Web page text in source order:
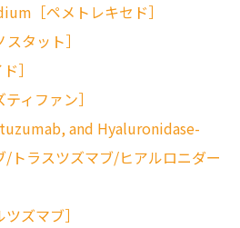
［ペメトレキセド］
タット］
］
ィファン］
and Hyaluronidase-
/トラスツズマブ/ヒアルロニダー
ズマブ］